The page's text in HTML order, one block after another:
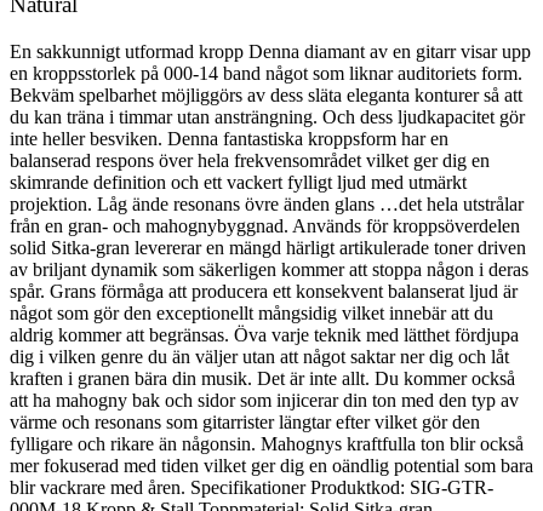
En sakkunnigt utformad kropp Denna diamant av en gitarr visar upp
en kroppsstorlek på 000-14 band något som liknar auditoriets form.
Bekväm spelbarhet möjliggörs av dess släta eleganta konturer så att
du kan träna i timmar utan ansträngning. Och dess ljudkapacitet gör
inte heller besviken. Denna fantastiska kroppsform har en
balanserad respons över hela frekvensområdet vilket ger dig en
skimrande definition och ett vackert fylligt ljud med utmärkt
projektion. Låg ände resonans övre änden glans …det hela utstrålar
från en gran- och mahognybyggnad. Används för kroppsöverdelen
solid Sitka-gran levererar en mängd härligt artikulerade toner driven
av briljant dynamik som säkerligen kommer att stoppa någon i deras
spår. Grans förmåga att producera ett konsekvent balanserat ljud är
något som gör den exceptionellt mångsidig vilket innebär att du
aldrig kommer att begränsas. Öva varje teknik med lätthet fördjupa
dig i vilken genre du än väljer utan att något saktar ner dig och låt
kraften i granen bära din musik. Det är inte allt. Du kommer också
att ha mahogny bak och sidor som injicerar din ton med den typ av
värme och resonans som gitarrister längtar efter vilket gör den
fylligare och rikare än någonsin. Mahognys kraftfulla ton blir också
mer fokuserad med tiden vilket ger dig en oändlig potential som bara
blir vackrare med åren. Specifikationer Produktkod: SIG-GTR-